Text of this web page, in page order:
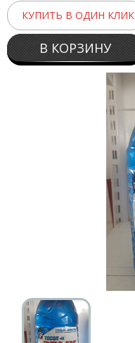
КУПИТЬ В ОДИН КЛИК
В КОРЗИНУ